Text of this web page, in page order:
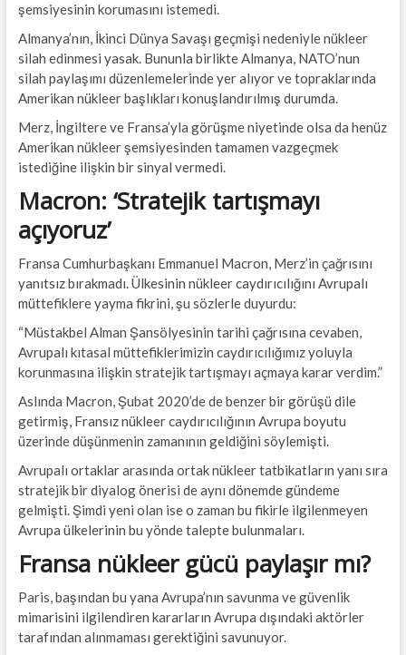
şemsiyesinin korumasını istemedi.
Almanya’nın, İkinci Dünya Savaşı geçmişi nedeniyle nükleer
silah edinmesi yasak. Bununla birlikte Almanya, NATO’nun
silah paylaşımı düzenlemelerinde yer alıyor ve topraklarında
Amerikan nükleer başlıkları konuşlandırılmış durumda.
Merz, İngiltere ve Fransa’yla görüşme niyetinde olsa da henüz
Amerikan nükleer şemsiyesinden tamamen vazgeçmek
istediğine ilişkin bir sinyal vermedi.
Macron: ‘Stratejik tartışmayı
açıyoruz’
Fransa Cumhurbaşkanı Emmanuel Macron, Merz’in çağrısını
yanıtsız bırakmadı. Ülkesinin nükleer caydırıcılığını Avrupalı
müttefiklere yayma fikrini, şu sözlerle duyurdu:
“Müstakbel Alman Şansölyesinin tarihi çağrısına cevaben,
Avrupalı kıtasal müttefiklerimizin caydırıcılığımız yoluyla
korunmasına ilişkin stratejik tartışmayı açmaya karar verdim.”
Aslında Macron, Şubat 2020’de de benzer bir görüşü dile
getirmiş, Fransız nükleer caydırıcılığının Avrupa boyutu
üzerinde düşünmenin zamanının geldiğini söylemişti.
Avrupalı ortaklar arasında ortak nükleer tatbikatların yanı sıra
stratejik bir diyalog önerisi de aynı dönemde gündeme
gelmişti. Şimdi yeni olan ise o zaman bu fikirle ilgilenmeyen
Avrupa ülkelerinin bu yönde talepte bulunmaları.
Fransa nükleer gücü paylaşır mı?
Paris, başından bu yana Avrupa’nın savunma ve güvenlik
mimarisini ilgilendiren kararların Avrupa dışındaki aktörler
tarafından alınmaması gerektiğini savunuyor.